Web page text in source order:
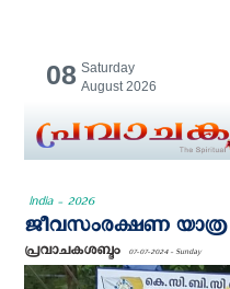
08 Saturday
August 2026
India - 2026
ജീവസംരക്ഷണ യാത്ര
പ്രവാചകശബ്ദം 07-07-2024 - Sunday